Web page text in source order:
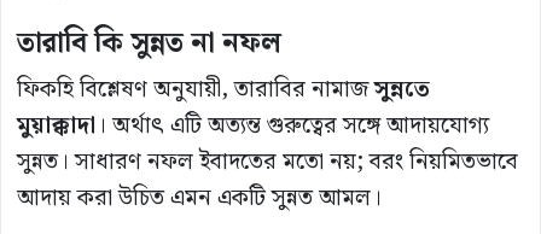
তারাবি কি সুন্নত না নফল
ফিকহি বিশ্লেষণ অনুযায়ী, তারাবির নামাজসুন্নতে
মুয়াক্কাদা । অর্থাৎ এটি অত্যন্ত গুরুত্বের সঙ্গে আদায়যোগ্য
সুন্নত। সাধারণ নফল ইবাদতের মতো নয়; বরং নিয়মিতভাবে
আদায় করা উচিত এমন একটি সুন্নত আমল।